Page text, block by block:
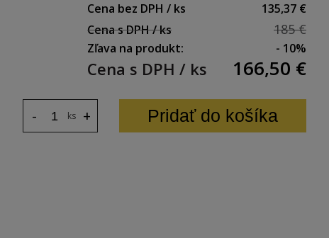
Cena bez DPH / ks
135,37 €
Cena s DPH / ks
185 €
Zľava na produkt: - 10%
Cena s DPH / ks 166,50 €
ks +
- Pridať do košíka